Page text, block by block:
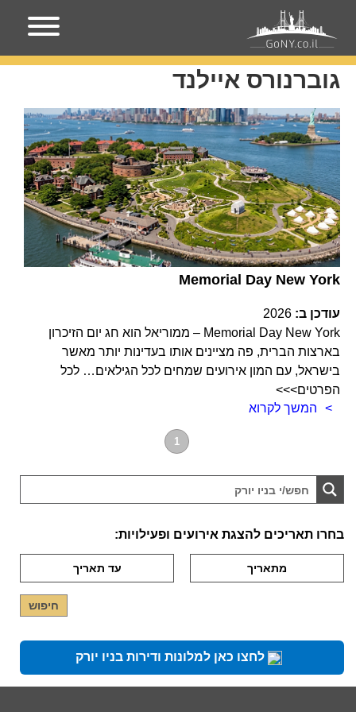
עמוד הבית גוברנורס איילנד
גוברנורס איילנד
Memorial Day New York
עודכן ב: 2026
Memorial Day New York – ממוריאל הוא חג יום הזיכרון
בארצות הברית, פה מציינים אותו בעדינות יותר מאשר
בישראל, עם המון אירועים שמחים לכל הגילאים… לכל
הפרטים>>>
המשך לקרוא
1
בחרו תאריכים להצגת אירועים ופעילויות:
לחצו כאן למלונות ודירות בניו יורק